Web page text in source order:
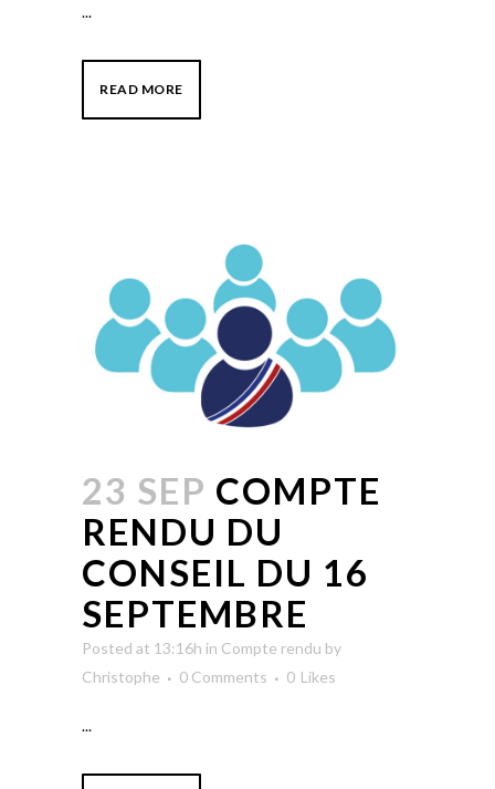
...
READ MORE
23 SEP COMPTE
RENDU DU
CONSEIL DU 16
SEPTEMBRE
Posted at 13:16h in Compte rendu by
Christophe
0 Comments 0 Likes
...